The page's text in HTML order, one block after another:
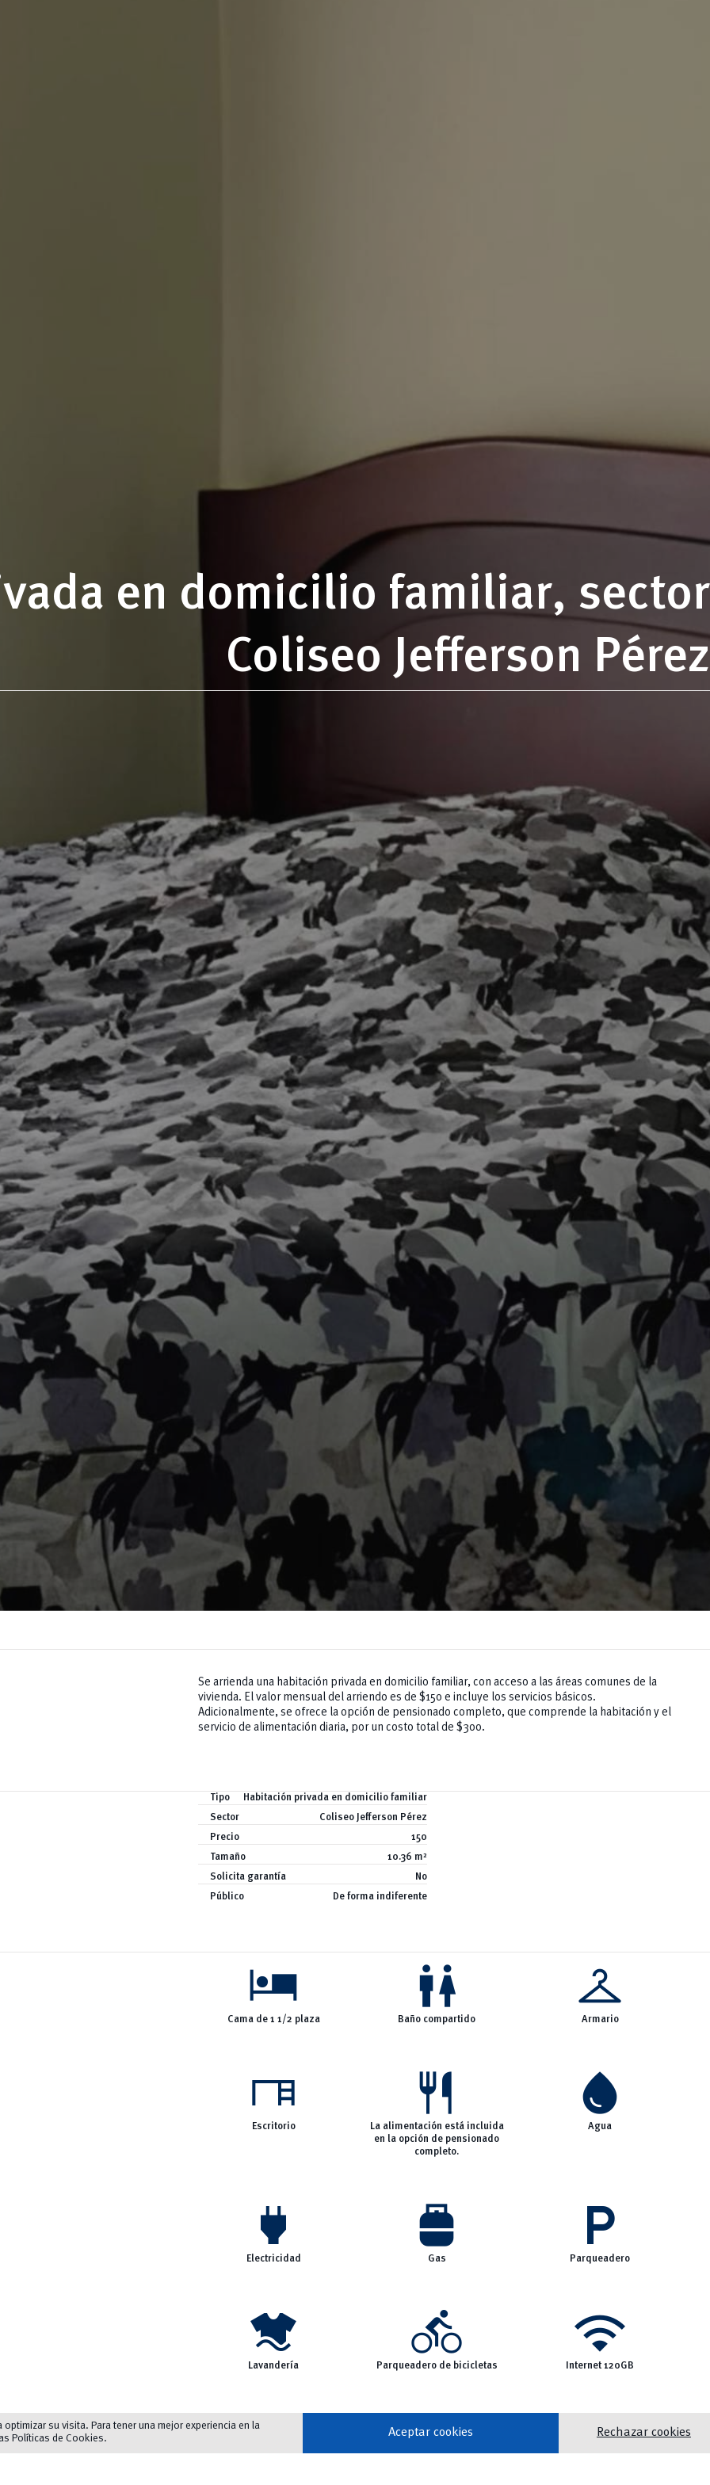
en domicilio familiar, sector
Coliseo Jefferson Pérez
Se arrienda una habitación privada en domicilio familiar, con acceso a las áreas comunes de la
vivienda. El valor mensual del arriendo es de $150 e incluye los servicios básicos.
Adicionalmente, se ofrece la opción de pensionado completo, que comprende la habitación y el
servicio de alimentación diaria, por un costo total de $300.
Tipo
Habitación privada en domicilio familiar
Sector
Coliseo Jefferson Pérez
Precio
150
Tamaño
10.36 m²
Solicita garantía
No
Público
De forma indiferente
hotel
Cama de 1 1/2 plaza
wc
Baño compartido
checkroom
Armario
desk
Escritorio
restaurant
La alimentación está incluida
en la opción de pensionado
completo.
water_drop
Agua
power
Electricidad
propane_tank
Gas
local_parking
Parqueadero
laundry
Lavandería
directions_bike
Parqueadero de bicicletas
wifi
Internet 120GB
su visita. Para tener una mejor experiencia en la
Políticas de Cookies. Aceptar cookies Rechazar cookies